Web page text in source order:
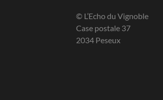
© L’Echo du Vignoble
Case postale 37
2034 Peseux